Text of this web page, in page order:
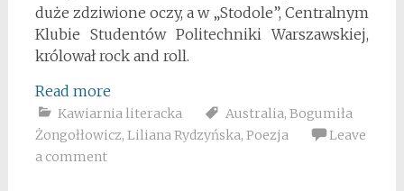
duże zdziwione oczy, a w „Stodole”, Centralnym
Klubie Studentów Politechniki Warszawskiej,
królował rock and roll.
Read more
Kawiarnia literacka Australia, Bogumiła
Żongołłowicz, Liliana Rydzyńska, Poezja
Leave
a comment